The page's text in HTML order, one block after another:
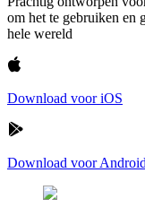
om het te gebruiken en
hele wereld
Download voor iOS
Download voor Android